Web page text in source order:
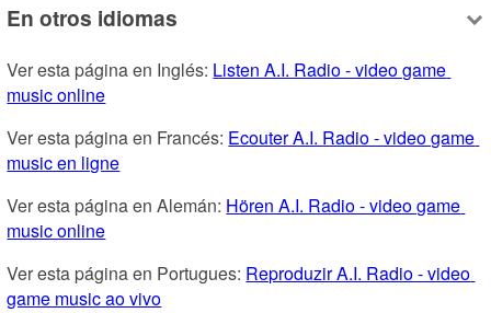
En otros idiomas
Ver esta página en Inglés: Listen A.I. Radio - video game
music online
Ver esta página en Francés: Ecouter A.I. Radio - video game
music en ligne
Ver esta página en Alemán: Hören A.I. Radio - video game
music online
Ver esta página en Portugues: Reproduzir A.I. Radio - video
game music ao vivo